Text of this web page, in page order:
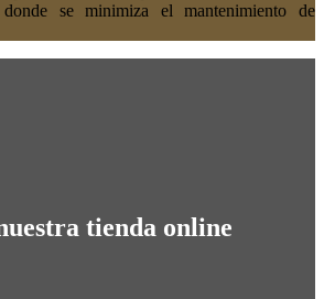
donde se minimiza el mantenimiento de
tienda online